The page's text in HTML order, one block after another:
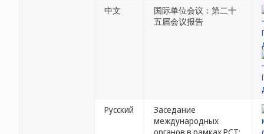
中文
国际单位会议：第二十
五届会议报告
Русский
Заседание
международных